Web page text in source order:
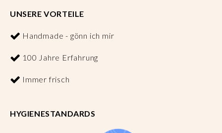
UNSERE VORTEILE
Handmade - gönn ich mir
100 Jahre Erfahrung
Immer frisch
HYGIENESTANDARDS